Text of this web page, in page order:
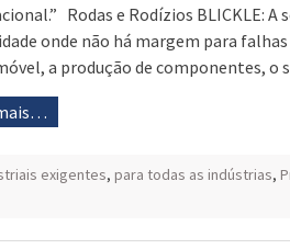
Rodas e Rodízios BLICKLE: A
onde não há margem para
a produção de componentes, o
exigentes, para todas as indústrias,